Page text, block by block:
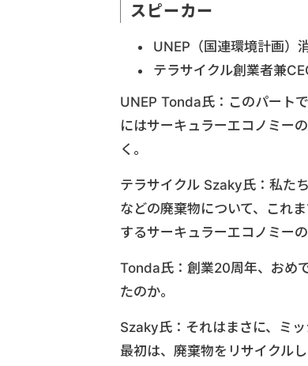
スピーカー
UNEP（国連環境計画
テラサイクル創業者兼
UNEP Tonda氏：このパート
にはサーキュラーエコノミー
く。
テラサイクル Szaky氏：私た
などの廃棄物について、これ
するサーキュラーエコノミー
Tonda氏：創業20周年、おめ
たのか。
Szaky氏：それはまさに、ミ
最初は、廃棄物をリサイクル